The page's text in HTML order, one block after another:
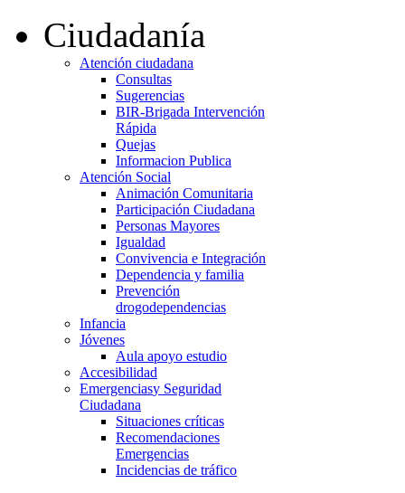
Ciudadanía
Atención ciudadana
Consultas
Sugerencias
BIR-Brigada Intervención
Rápida
Quejas
Informacion Publica
Atención Social
Animación Comunitaria
Participación Ciudadana
Personas Mayores
Igualdad
Convivencia e Integración
Dependencia y familia
Prevención
drogodependencias
Infancia
Jóvenes
Aula apoyo estudio
Accesibilidad
Emergenciasy Seguridad
Ciudadana
Situaciones críticas
Recomendaciones
Emergencias
Incidencias de tráfico